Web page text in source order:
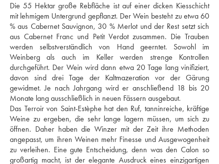
Die 55 Hektar große Rebfläche ist auf einer dicken Kiesschicht
mit lehmigem Untergrund gepflanzt. Der Wein besteht zu etwa 60
% aus Cabernet Sauvignon, 30 % Merlot und der Rest setzt sich
aus Cabernet Franc und Petit Verdot zusammen. Die Trauben
werden selbstverständlich von Hand geerntet. Sowohl im
Weinberg als auch im Keller werden strenge Kontrollen
durchgeführt. Der Wein wird dann etwa 20 Tage lang vinifiziert,
davon sind drei Tage der Kaltmazeration vor der Gärung
gewidmet. Je nach Jahrgang wird er anschließend 18 bis 20
Monate lang ausschließlich in neuen Fässern ausgebaut.
Das Terroir von Saint-Estèphe hat den Ruf, tanninreiche, kräftige
Weine zu ergeben, die sehr lange lagern müssen, um sich zu
öffnen. Daher haben die Winzer mit der Zeit ihre Methoden
angepasst, um ihren Weinen mehr Finesse und Ausgewogenheit
zu verleihen. Eine gute Entscheidung, denn was den Calon so
großartig macht, ist der elegante Ausdruck eines einzigartigen